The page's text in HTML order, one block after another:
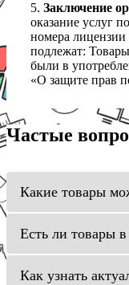
5. Заключение
оказание услуг
номера лицензии
подлежат:
были в
«О защите прав
Частые
Какие товары
Есть ли товары
Как узнать